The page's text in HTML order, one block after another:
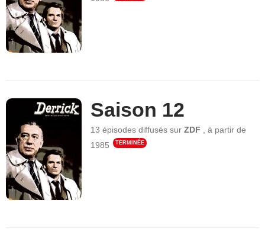
Saison 12
13 épisodes diffusés surZDF ,à partir de
1985
TERMINÉE